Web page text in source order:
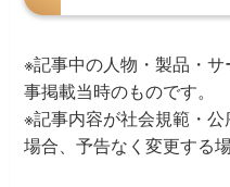
※記事中の人物・製品・
事掲載当時のものです。
※記事内容が社会規範・
場合、予告なく変更する